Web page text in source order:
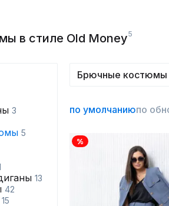
в стиле Old Money5
3
5
13
42
15
Брючные костюмы
по умолчаниюпо
%